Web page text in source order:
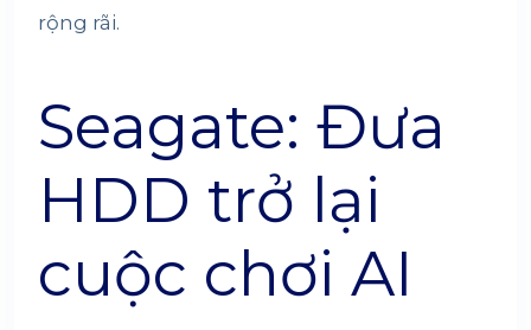
rộng rãi.
Seagate: Đưa
HDD trở lại
cuộc chơi AI